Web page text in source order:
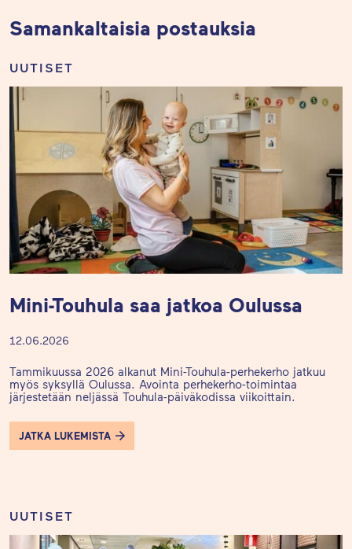
Samankaltaisia postauksia
UUTISET
Mini-Touhula saa jatkoa Oulussa
12.06.2026
Tammikuussa 2026 alkanut Mini-Touhula-perhekerho jatkuu
myös syksyllä Oulussa. Avointa perhekerho-toimintaa
järjestetään neljässä Touhula-päiväkodissa viikoittain.
JATKA LUKEMISTA
UUTISET